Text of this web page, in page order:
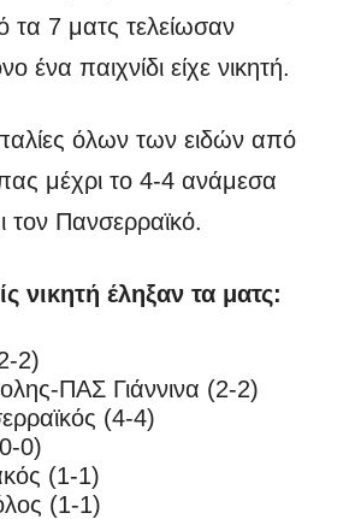
τα 7 ματς τελείωσαν
ένα παιχνίδι είχε νικητή.
όλων των ειδών από
μέχρι το 4-4 ανάμεσα
τον Πανσερραϊκό.
νικητή έληξαν τα ματς:
2)
ΠΑΣ Γιάννινα (2-2)
(4-4)
0)
(1-1)
(1-1)